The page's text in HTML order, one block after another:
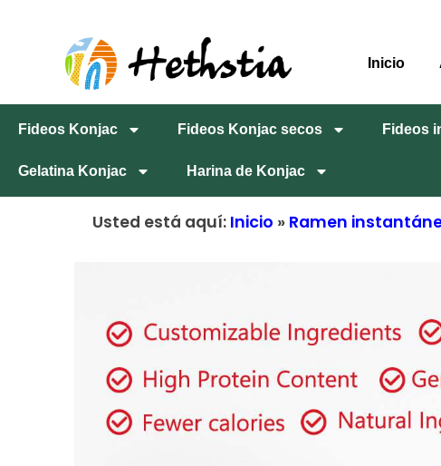
Inicio
Fideos Konjac Fideos Konjac secos Fideos
Gelatina Konjac Harina de Konjac
Usted está aquí: Inicio » Ramen